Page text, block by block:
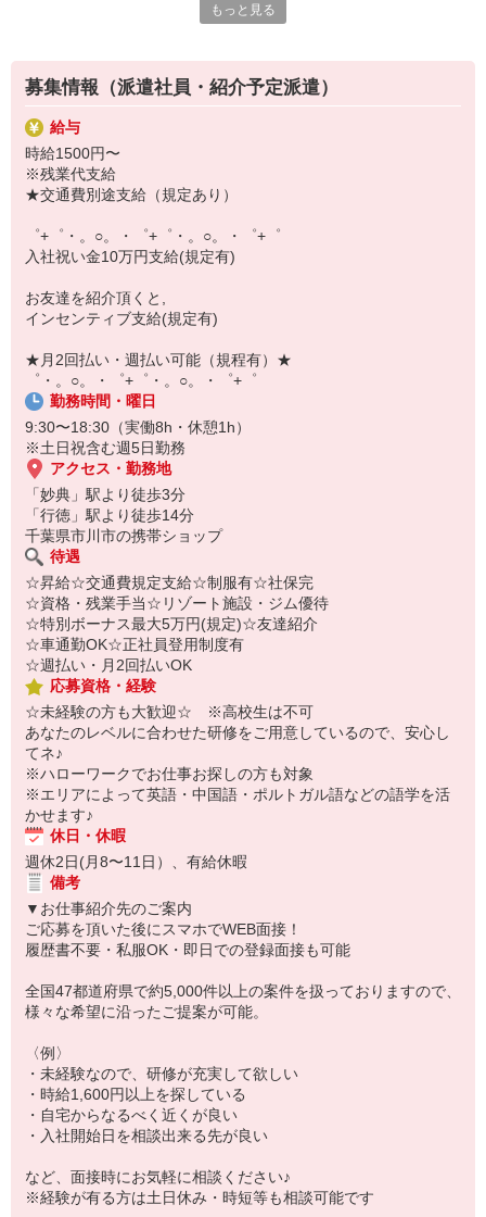
【選べるお仕事いろいろ】
▼オフィスワーク
事務、経理、データ入力、コールセンター、受付
▼工場・製造・軽作業系
機械/食品製造・梱包・仕分け・加工・組立・検査
▼美容系
眉毛サロンのアイブロウ・ネイリスト・エステ
▼営業・販売
法人営業・アパレル販売・個別指導塾・人材紹介
▼人気案件も多数♪
短期・期間限定・オープニング・官公庁案件
上場/優良/大手企業など
【スマホ面接実施中】
￣￣￣￣￣￣￣￣￣
自宅に居ながらスマホでカンタン面接OK！
オンライン面談なのでスピード対応。
満足度◎
■携帯やインターネット販売業務
docomo(ドコモ)/au(エーユー)・KDDI/softbank(ソフトバンク)など
の大手キャリアから
ワイモバイル(Y!mobille)、楽天モバイル、UQなど格安スマホまで幅
広く紹介可能♪
もっと見る
募集情報（派遣社員・紹介予定派遣）
給与
時給1500円〜
※残業代支給
★交通費別途支給（規定あり）
゜+゜・。○。・゜+゜・。○。・゜+゜
入社祝い金10万円支給(規定有)
お友達を紹介頂くと,
インセンティブ支給(規定有)
★月2回払い・週払い可能（規程有）★
゜・。○。・゜+゜・。○。・゜+゜
勤務時間・曜日
9:30〜18:30（実働8h・休憩1h）
※土日祝含む週5日勤務
アクセス・勤務地
「妙典」駅より徒歩3分
「行徳」駅より徒歩14分
千葉県市川市の携帯ショップ
待遇
☆昇給☆交通費規定支給☆制服有☆社保完
☆資格・残業手当☆リゾート施設・ジム優待
☆特別ボーナス最大5万円(規定)☆友達紹介
☆車通勤OK☆正社員登用制度有
☆週払い・月2回払いOK
応募資格・経験
☆未経験の方も大歓迎☆ ※高校生は不可
あなたのレベルに合わせた研修をご用意しているので、安心し
てネ♪
※ハローワークでお仕事お探しの方も対象
※エリアによって英語・中国語・ポルトガル語などの語学を活
かせます♪
休日・休暇
週休2日(月8〜11日）、有給休暇
備考
▼お仕事紹介先のご案内
ご応募を頂いた後にスマホでWEB面接！
履歴書不要・私服OK・即日での登録面接も可能
全国47都道府県で約5,000件以上の案件を扱っておりますので、
様々な希望に沿ったご提案が可能。
〈例〉
・未経験なので、研修が充実して欲しい
・時給1,600円以上を探している
・自宅からなるべく近くが良い
・入社開始日を相談出来る先が良い
など、面接時にお気軽に相談ください♪
※経験が有る方は土日休み・時短等も相談可能です